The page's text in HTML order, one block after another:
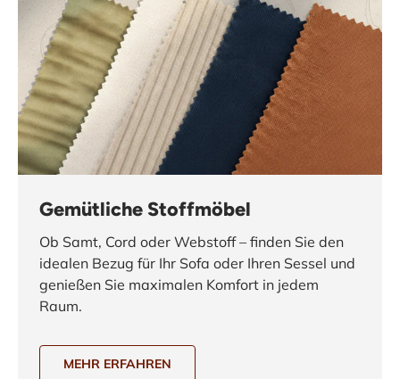
Gemütliche Stoffmöbel
Ob Samt, Cord oder Webstoff – finden Sie den
idealen Bezug für Ihr Sofa oder Ihren Sessel und
genießen Sie maximalen Komfort in jedem
Raum.
MEHR ERFAHREN